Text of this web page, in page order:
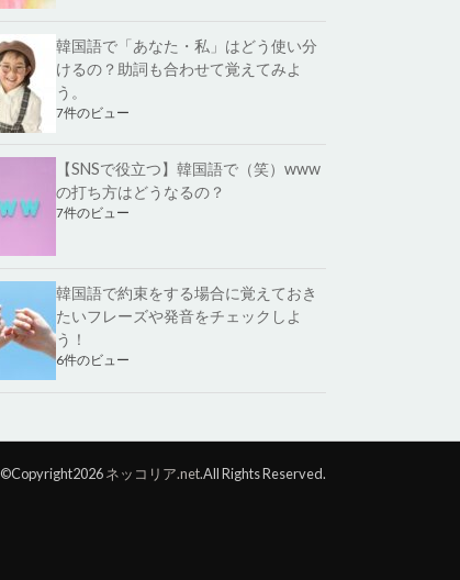
韓国語で「あなた・私」はどう使い分
けるの？助詞も合わせて覚えてみよ
う。
7件のビュー
【SNSで役立つ】韓国語で（笑）www
の打ち方はどうなるの？
7件のビュー
韓国語で約束をする場合に覚えておき
たいフレーズや発音をチェックしよ
う！
6件のビュー
©Copyright2026ネッコリア.net.All Rights Reserved.